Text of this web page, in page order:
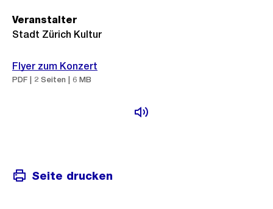
Veranstalter
Stadt Zürich Kultur
Flyer zum Konzert
PDF | 2 Seiten | 6 MB
Seite drucken